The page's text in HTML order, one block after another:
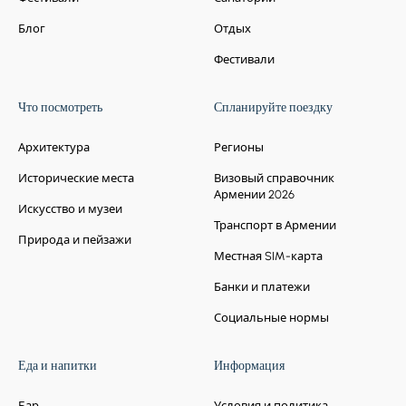
пешеходная экскурсия по Тбилиси,
- исторический район Старого Тбилиси
- Площадь Мейдана
БАГРАТАШЕНСКАЯ ГРАНИЦА -
Блог Отдых
Фестивали
Что посмотреть
Архитектура
Исторические места
Искусство и музеи
Природа и пейзажи
Спланируйте поездку
Регионы
Визовый справочник
Армении 2026
Транспорт в Армении
Местная SIM-карта
Банки и платежи
Социальные нормы
Еда и напитки Информация